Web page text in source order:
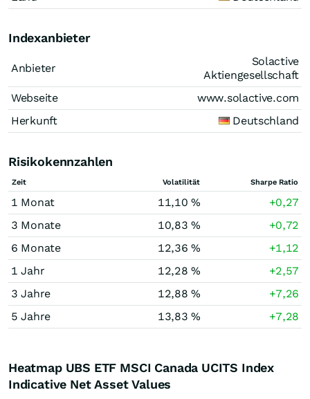
Indexanbieter
Anbieter
Solactive
Aktiengesellschaft
Webseite
www.solactive.com
Herkunft
Deutschland
Risikokennzahlen
Zeit Volatilität Sharpe Ratio
1 Monat 11,10 %
+0,27
3 Monate
10,83 %
+0,72
6 Monate
12,36 %
+1,12
1 Jahr
12,28 %
+2,57
3 Jahre
12,88 %
+7,26
5 Jahre
13,83 % +7,28
Heatmap UBS ETF MSCI Canada UCITS Index
Indicative Net Asset Values